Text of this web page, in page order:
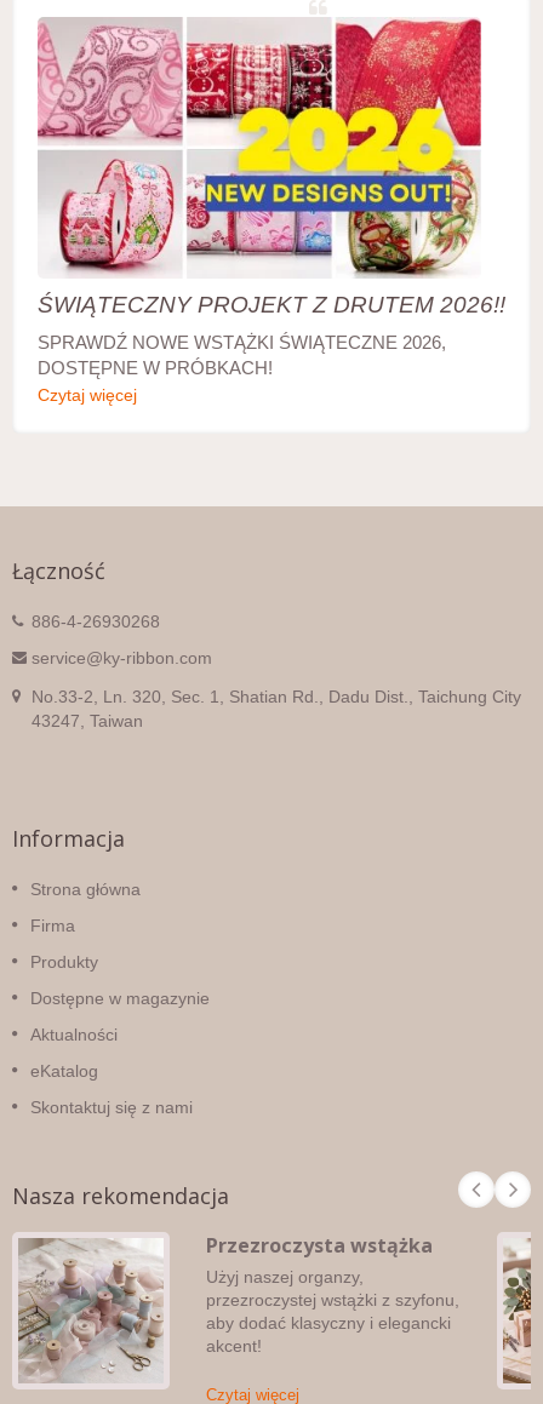
ŚWIĄTECZNY PROJEKT Z DRUTEM 2026!!
SPRAWDŹ NOWE WSTĄŻKI ŚWIĄTECZNE 2026,
DOSTĘPNE W PRÓBKACH!
Czytaj więcej
Łączność
886-4-26930268
service@ky-ribbon.com
No.33-2, Ln. 320, Sec. 1, Shatian Rd., Dadu Dist., Taichung City
43247, Taiwan
Informacja
Strona główna
Firma
Produkty
Dostępne w magazynie
Aktualności
eKatalog
Skontaktuj się z nami
Nasza rekomendacja
Przezroczysta wstążka
Użyj naszej organzy,
przezroczystej wstążki z szyfonu,
aby dodać klasyczny i elegancki
akcent!
Czytaj więcej